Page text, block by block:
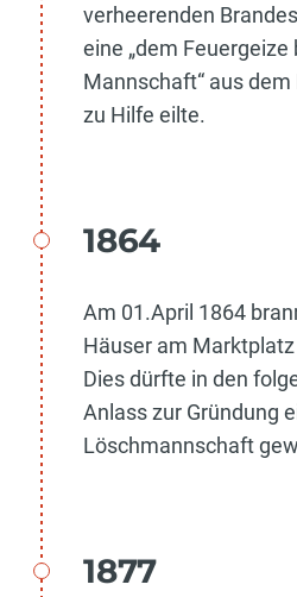
verheerenden
eine „dem Feuergeize
Mannschaft“ aus
zu Hilfe eilte.
1864
Am 01.April 1864
Häuser am
Dies dürfte in den
Anlass zur Gründung
Löschmannschaft
1877